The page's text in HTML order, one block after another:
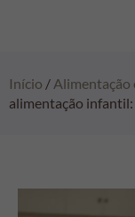
Início / Alimentação
alimentação